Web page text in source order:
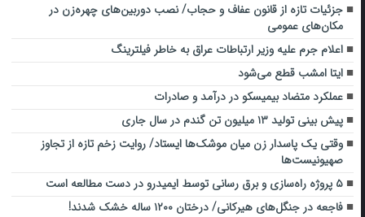
جزئیات تازه از قانون عفاف و حجاب/ نصب دوربین‌های چهره‌زن در
مکان‌های عمومی
اعلام جرم علیه وزیر ارتباطات عراق به خاطر فیلترینگ
ایتا امشب قطع می‌شود
عملکرد متضاد بیمیسکو در درآمد و صادرات
پیش بینی تولید ۱۳ میلیون تن گندم در سال جاری
وقتی یک پاسدار زن میان موشک‌ها ایستاد/ روایت زخم تازه از تجاوز
صهیونیست‌ها
۵ پروژه راه‌سازی و برق رسانی توسط ایمیدرو در دست مطالعه است
فاجعه در ‌جنگل‌های هیرکانی/ درختان ۱۲۰۰ ساله خشک شدند!